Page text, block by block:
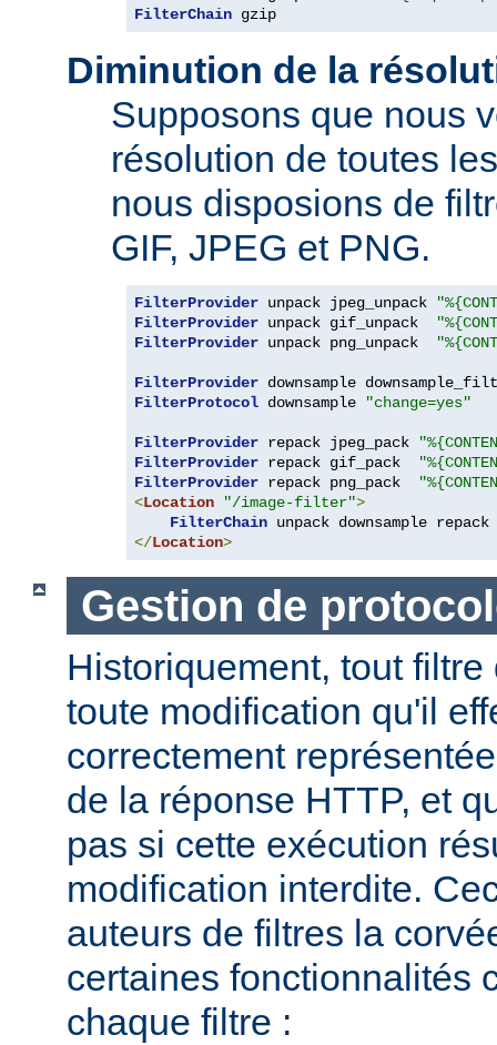
FilterChain gzip
Diminution de la
Supposons que nous
résolution de toutes
nous disposions de
GIF, JPEG et PNG.
FilterProvider unpack jpeg_unpack
FilterProvider unpack gif_unpack
FilterProvider unpack png_unpack
FilterProvider downsample
FilterProtocol downsample "change=yes"
FilterProvider repack jpeg_pack
FilterProvider repack gif_pack
FilterProvider repack png_pack
<Location "/image-filter">
FilterChain
</Location>
Gestion de
Historiquement, tout
toute modification qu'il
correctement
de la réponse HTTP, et
pas si cette exécution
modification interdite.
auteurs de filtres la
certaines fonctionnalités
chaque filtre :